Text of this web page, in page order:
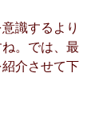
識するより
。では、最
介させて下